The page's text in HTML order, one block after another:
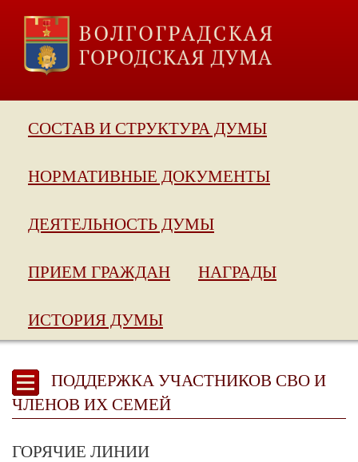
СОСТАВ И СТРУКТУРА ДУМЫ
НОРМАТИВНЫЕ ДОКУМЕНТЫ
ДЕЯТЕЛЬНОСТЬ ДУМЫ
ПРИЕМ ГРАЖДАН НАГРАДЫ
ИСТОРИЯ ДУМЫ
ПОДДЕРЖКА УЧАСТНИКОВ СВО И
ЧЛЕНОВ ИХ СЕМЕЙ
ГОРЯЧИЕ ЛИНИИ